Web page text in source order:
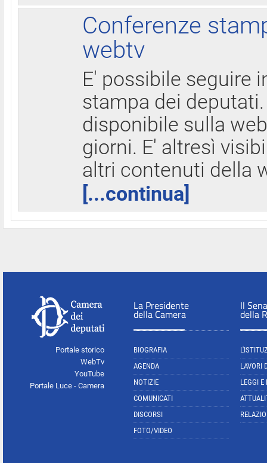
Conferenze
webtv
E' possibile seguire
stampa dei
disponibile sulla
giorni. E' altresì
altri contenuti della
[...continua]
Portale storico
WebTv
YouTube
Portale Luce - Camera
La Presidente
della Camera
BIOGRAFIA
AGENDA
NOTIZIE
COMUNICATI
DISCORSI
FOTO/VIDEO
Il
della
LAVORI
LEGGI E